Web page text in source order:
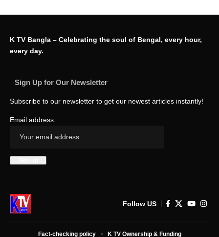
K TV Bangla – Celebrating the soul of Bengal, every hour,
every day.
Sign Up for Our Newsletter
Subscribe to our newsletter to get our newest articles instantly!
Email address:
Follow US
Fact-checking policy K TV Ownership & Funding